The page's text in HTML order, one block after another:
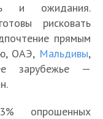
и ожидания.
рисковать
прямым
ОАЭ, Мальдивы,
зарубежье —
опрошенных